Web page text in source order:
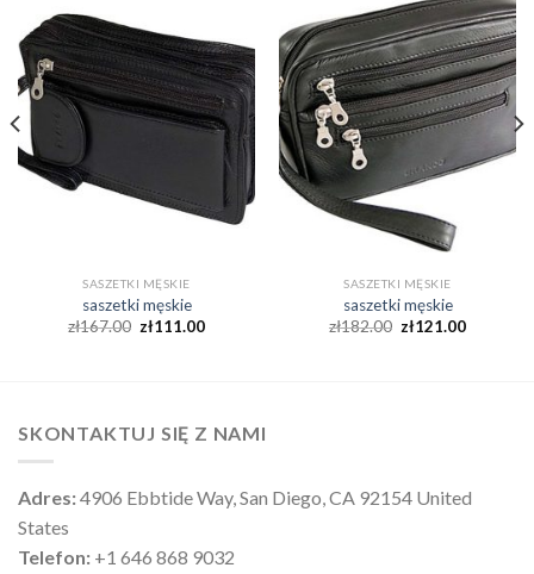
SASZETKI MĘSKIE
saszetki męskie
zł167.00 zł111.00
SASZETKI MĘSKIE
saszetki męskie
zł182.00 zł121.00
SKONTAKTUJ SIĘ Z NAMI
Adres:4906 Ebbtide Way, San Diego, CA 92154 United
States
Telefon: +1 646 868 9032